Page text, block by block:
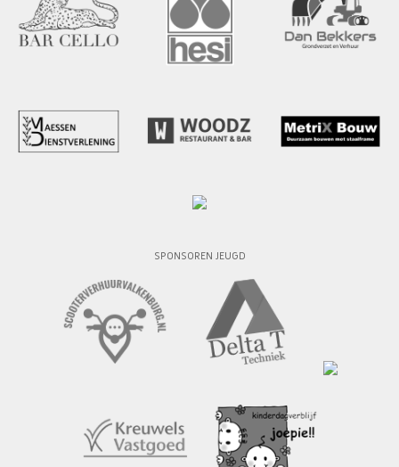
SPONSOREN JEUGD